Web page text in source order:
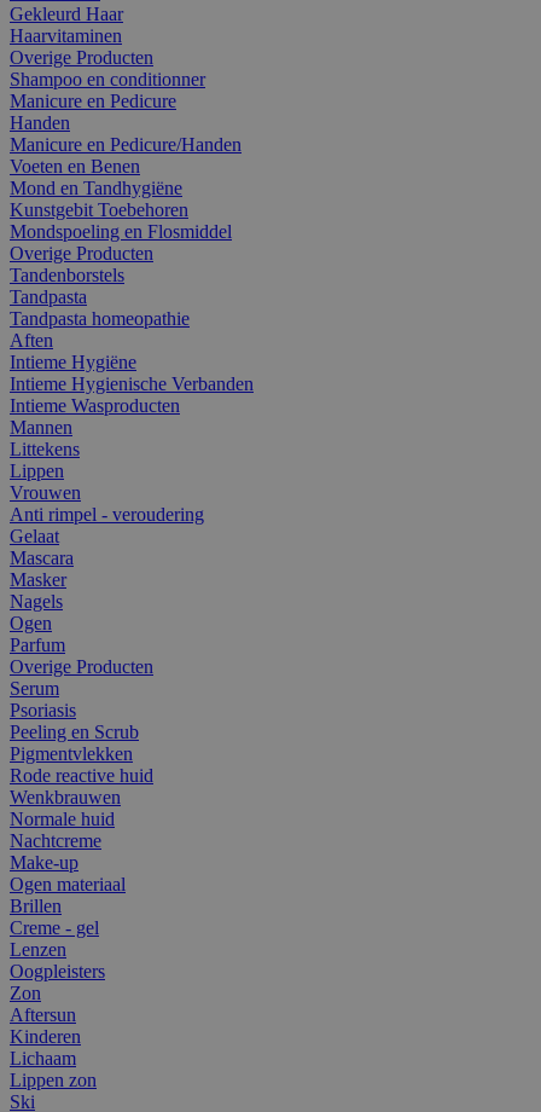
Gekleurd Haar
Haarvitaminen
Overige Producten
Shampoo en conditionner
Manicure en Pedicure
Handen
Manicure en Pedicure/Handen
Voeten en Benen
Mond en Tandhygiëne
Kunstgebit Toebehoren
Mondspoeling en Flosmiddel
Overige Producten
Tandenborstels
Tandpasta
Tandpasta homeopathie
Aften
Intieme Hygiëne
Intieme Hygienische Verbanden
Intieme Wasproducten
Mannen
Littekens
Lippen
Vrouwen
Anti rimpel - veroudering
Gelaat
Mascara
Masker
Nagels
Ogen
Parfum
Overige Producten
Serum
Psoriasis
Peeling en Scrub
Pigmentvlekken
Rode reactive huid
Wenkbrauwen
Normale huid
Nachtcreme
Make-up
Ogen materiaal
Brillen
Creme - gel
Lenzen
Oogpleisters
Zon
Aftersun
Kinderen
Lichaam
Lippen zon
Ski